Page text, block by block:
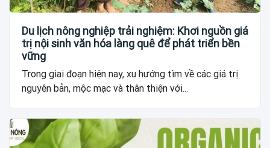
Du lịch nông nghiệp trải nghiệm: Khơi nguồn giá
trị nội sinh văn hóa làng quê để phát triển bền
vững
Trong giai đoạn hiện nay, xu hướng tìm về các giá trị
nguyên bản, mộc mạc và thân thiện với...